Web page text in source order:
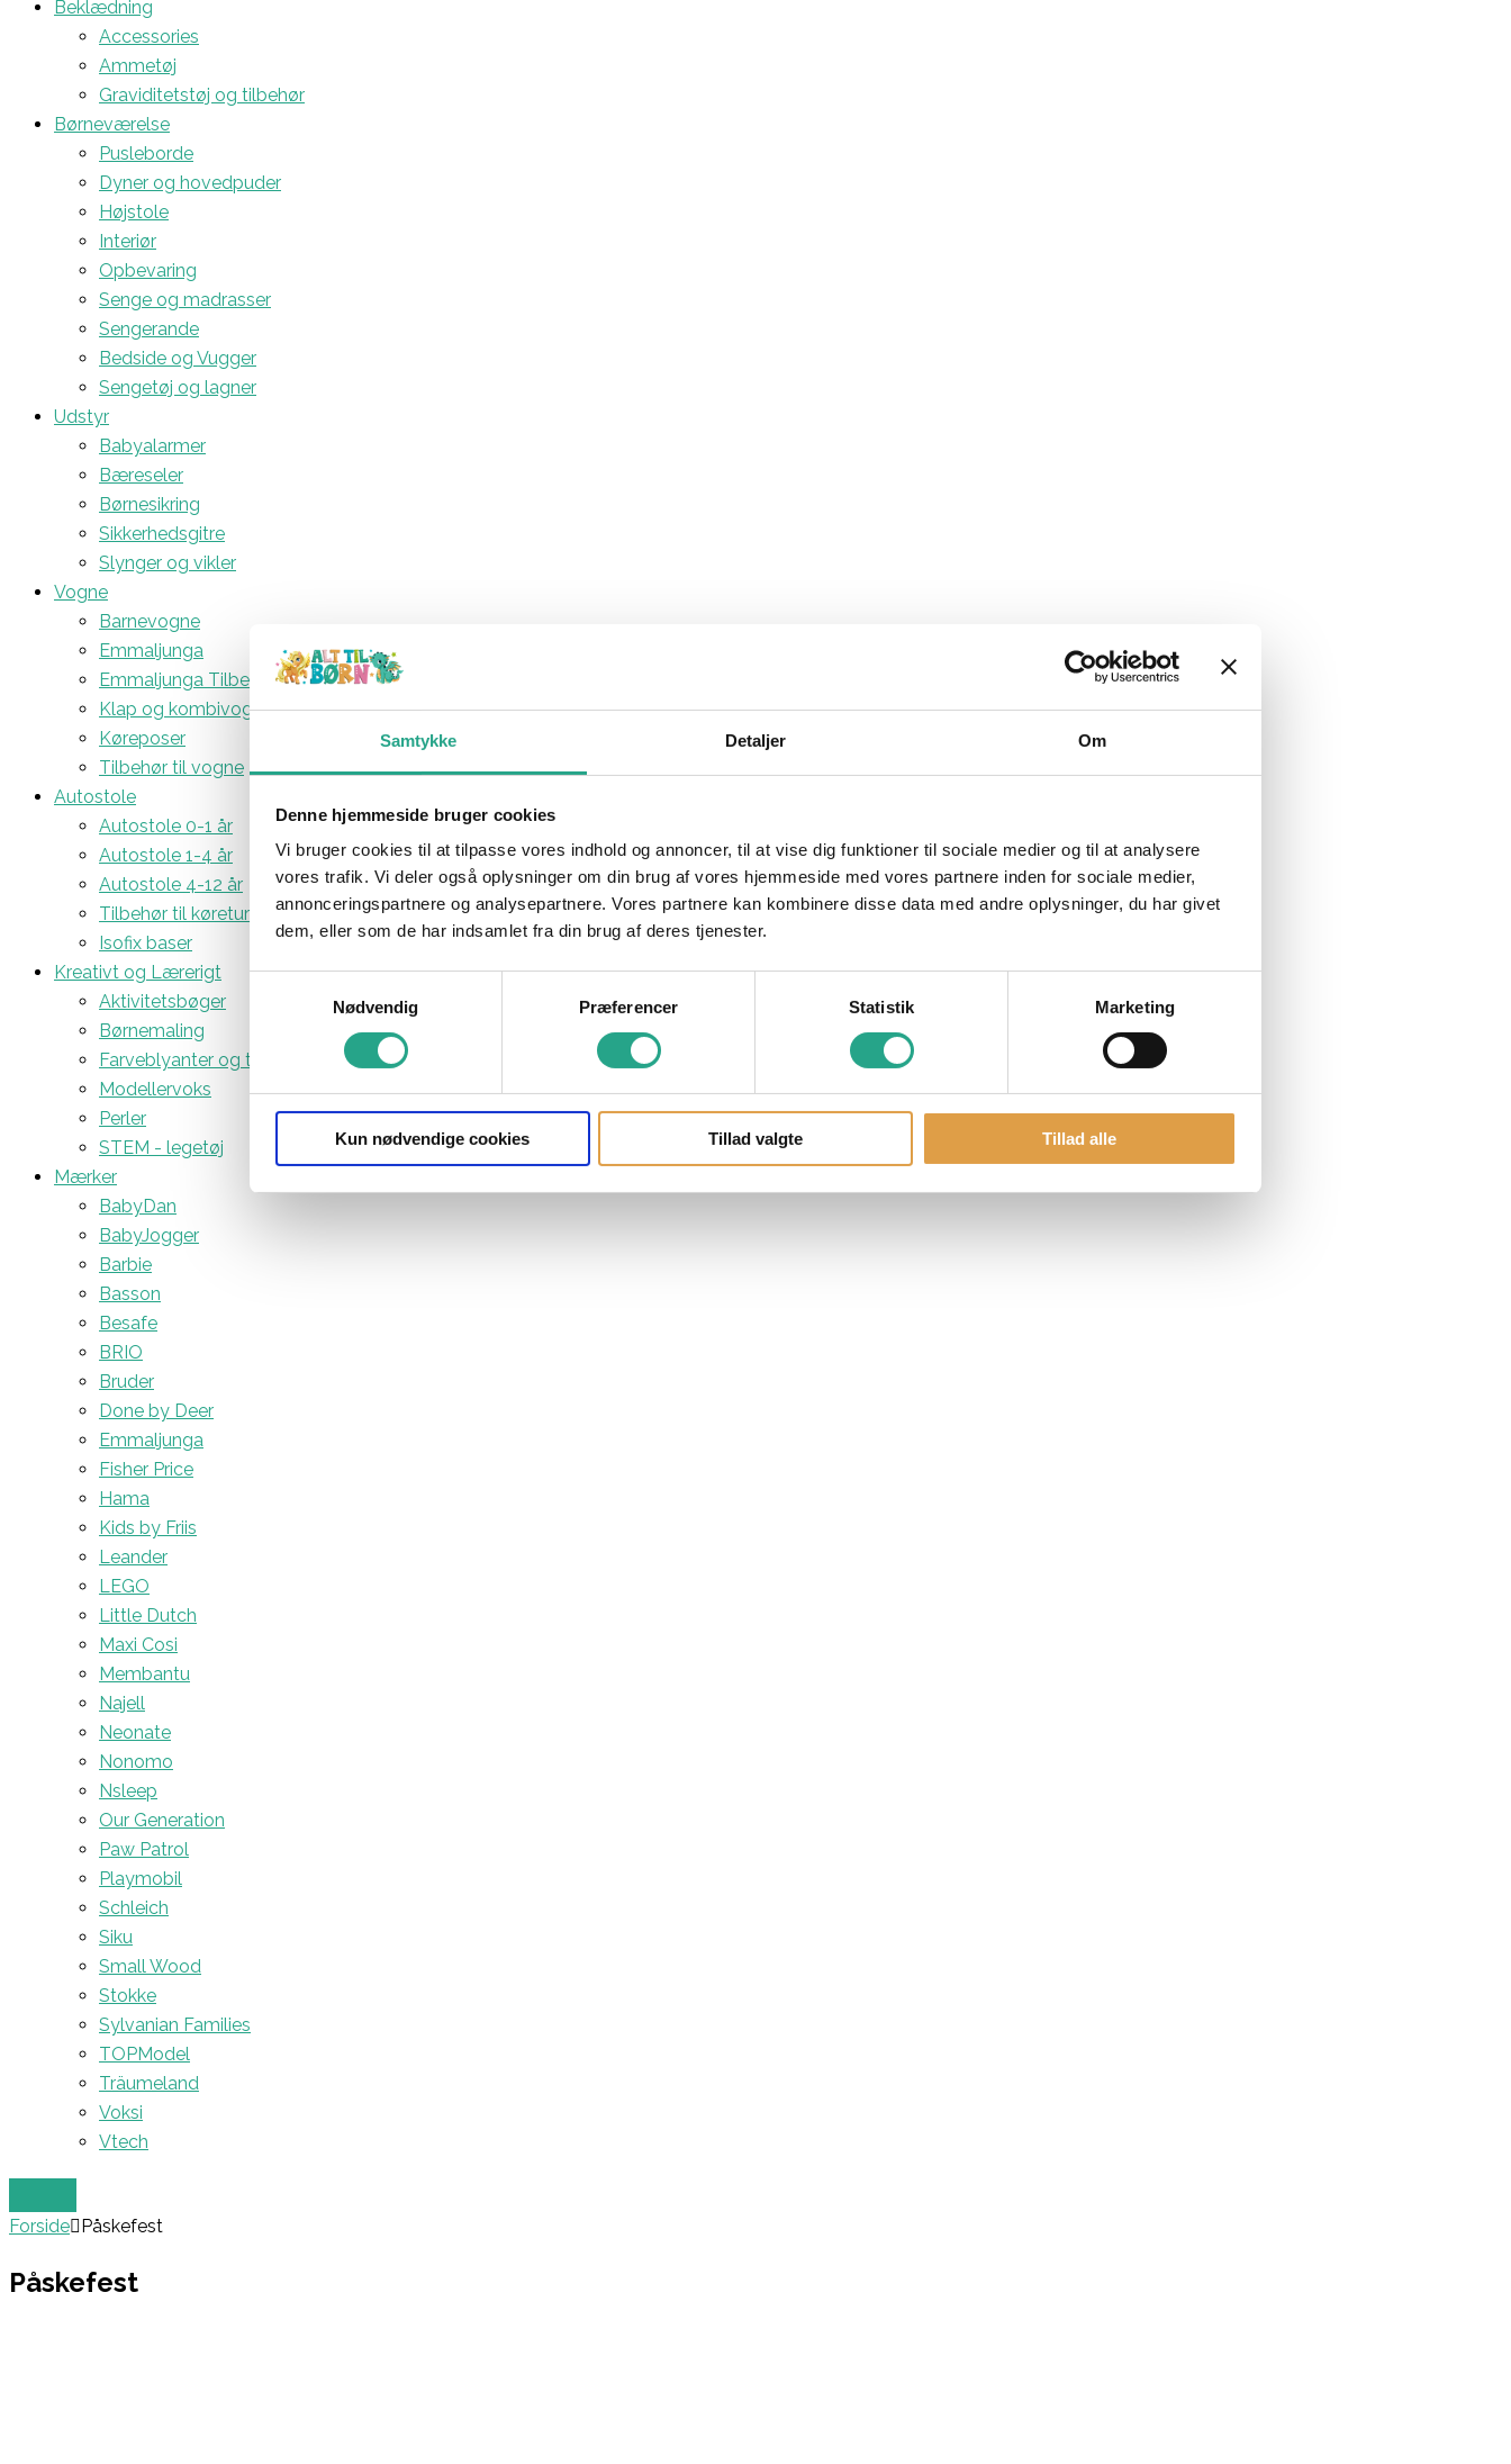
Samtykke Detaljer Om
Denne hjemmeside bruger cookies
Vi bruger cookies til at tilpasse vores indhold og annoncer, til at vise dig funktioner til sociale medier og til at analysere
vores trafik. Vi deler også oplysninger om din brug af vores hjemmeside med vores partnere inden for sociale medier,
annonceringspartnere og analysepartnere. Vores partnere kan kombinere disse data med andre oplysninger, du har givet
dem, eller som de har indsamlet fra din brug af deres tjenester.
Nødvendig
Præferencer Statistik Marketing
Kun nødvendige cookies Tillad valgte Tillad alle
Beklædning
Accessories
Ammetøj
Graviditetstøj og tilbehør
Børneværelse
Pusleborde
Dyner og hovedpuder
Højstole
Interiør
Opbevaring
Senge og madrasser
Sengerande
Bedside og Vugger
Sengetøj og lagner
Udstyr
Babyalarmer
Bæreseler
Børnesikring
Sikkerhedsgitre
Slynger og vikler
Vogne
Barnevogne
Emmaljunga
Emmaljunga Tilbehør
Klap og kombivogne
Køreposer
Tilbehør til vogne
Autostole
Autostole 0-1 år
Autostole 1-4 år
Autostole 4-12 år
Tilbehør til køreturen
Isofix baser
Kreativt og Lærerigt
Aktivitetsbøger
Børnemaling
Farveblyanter og tuscher
Modellervoks
Perler
STEM - legetøj
Mærker
BabyDan
BabyJogger
Barbie
Basson
Besafe
BRIO
Bruder
Done by Deer
Emmaljunga
Fisher Price
Hama
Kids by Friis
Leander
LEGO
Little Dutch
Maxi Cosi
Membantu
Najell
Neonate
Nonomo
Nsleep
Our Generation
Paw Patrol
Playmobil
Schleich
Siku
Small Wood
Stokke
Sylvanian Families
TOPModel
Träumeland
Voksi
Vtech
Forside Påskefest
Påskefest